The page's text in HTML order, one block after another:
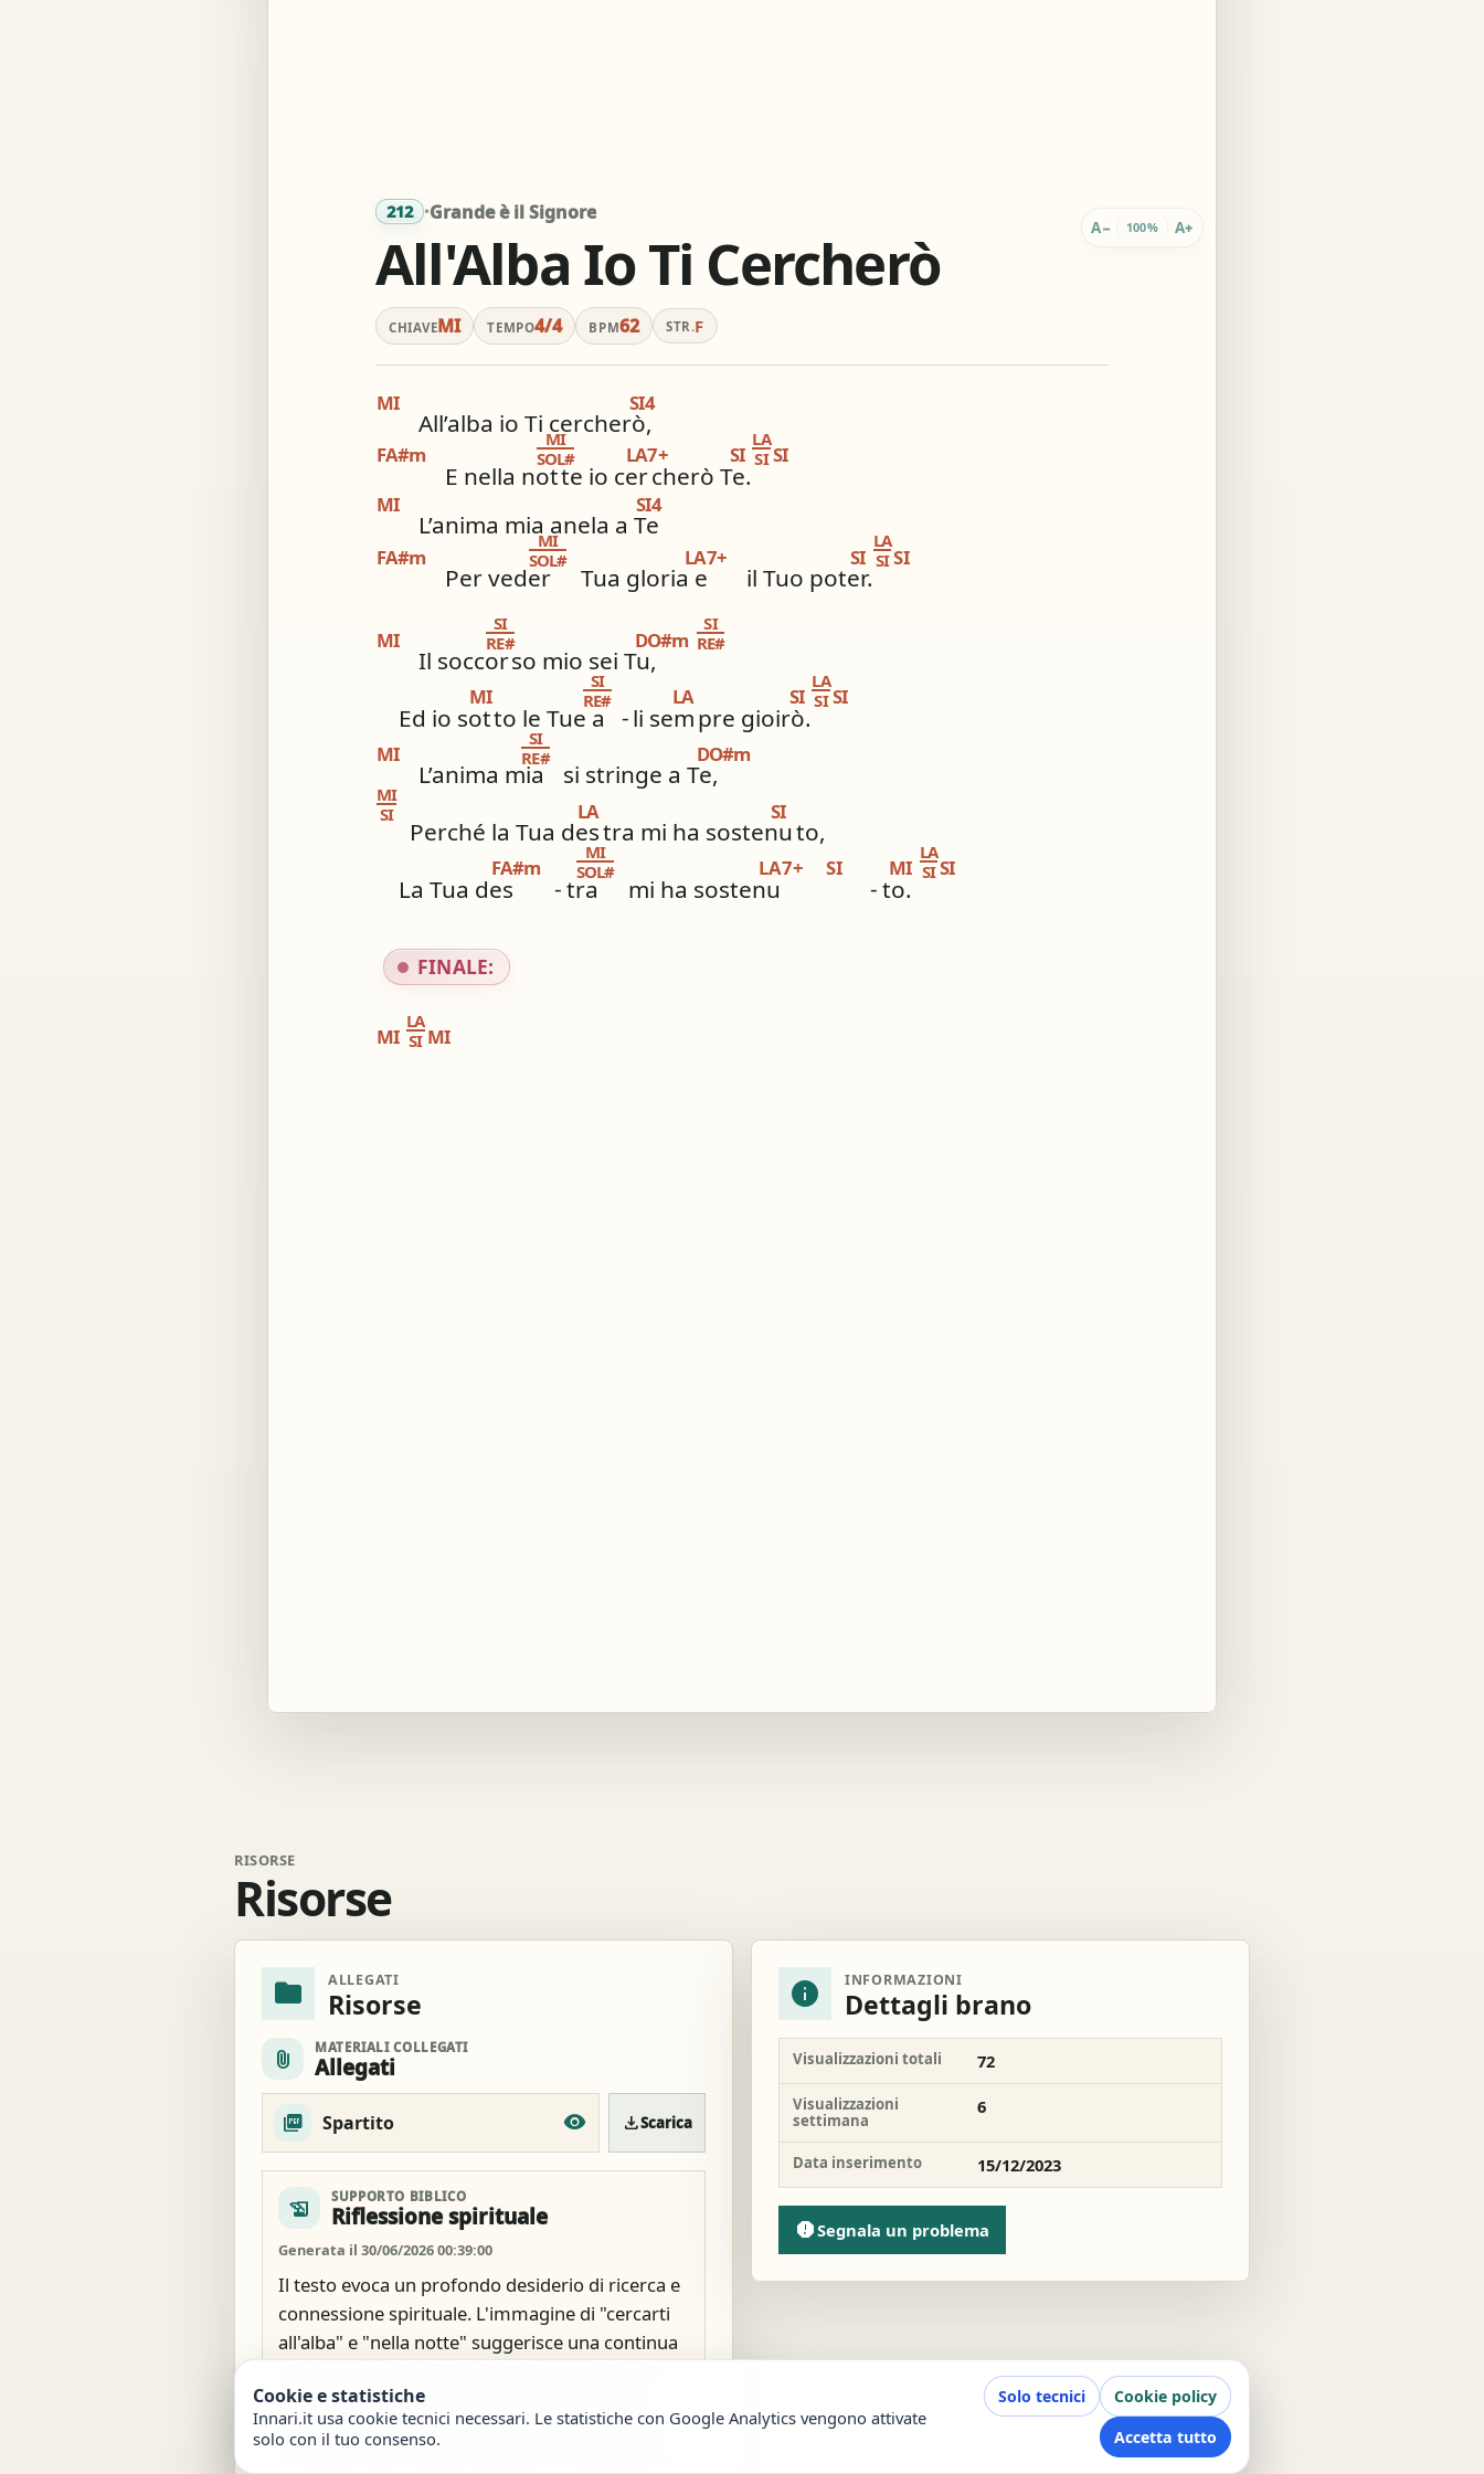
212 ·Grande è il Signore
A− 100% A+
All'Alba Io Ti Cercherò
CHIAVEMI TEMPO4/4 BPM62 STR.F
MI
All’alba io Ti cercherò,
SI4
FA#m
E nella not
MI
SOL#
te io cer
LA7+
cherò Te.
SI
LA
SI SI
MI
L’anima mia anela a Te
SI4
FA#m
Per veder
MI
SOL#
Tua gloria e
LA7+
il Tuo poter.
SI
LA
SI SI
MI
Il soccor
SI
RE#
so mio sei Tu,
DO#m
SI
RE#
Ed io sot
MI
to le Tue a
SI
RE#
-li sem
LA
pre gioirò.
SI
LA
SI SI
MI
L’anima mia
SI
RE#
si stringe a Te,
DO#m
MI
SI
Perché la Tua des
LA
tra mi ha sostenu
SI
to,
La Tua des
FA#m
-tra
MI
SOL#
mi ha sostenu
LA7+ SI
-to.
MI
LA
SI SI
FINALE:
MI
LA
SI MI
RISORSE
Risorse
folder ALLEGATI
Risorse
attach_file MATERIALI COLLEGATI
Allegati
Spartito downloadScarica
history_edu SUPPORTO BIBLICO
Riflessione spirituale
Generata il 30/06/2026 00:39:00
Il testo evoca un profondo desiderio di ricerca e
connessione spirituale. L'immagine di "cercarti
all'alba" e "nella notte" suggerisce una continua
l'esperienza umana di affrontare diverse fasi
della vita, dalle prime luci dell'alba ai momenti
info INFORMAZIONI
Dettagli brano
Visualizzazioni totali 72
Visualizzazioni
settimana
6
Data inserimento 15/12/2023
reportSegnala un problema
Cookie e statistiche
Innari.it usa cookie tecnici necessari. Le statistiche con Google Analytics vengono attivate
solo con il tuo consenso.
Solo tecnici
Cookie policy
Accetta tutto